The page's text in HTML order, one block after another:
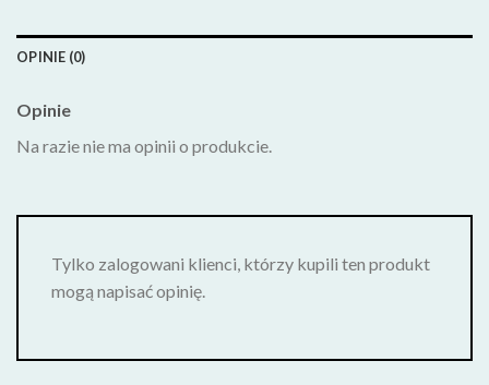
OPINIE (0)
Opinie
Na razie nie ma opinii o produkcie.
Tylko zalogowani klienci, którzy kupili ten produkt
mogą napisać opinię.